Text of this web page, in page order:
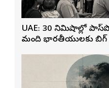
UAE: 30 నిమిషాల్లో
మంది భారతీయులకు బిగ్